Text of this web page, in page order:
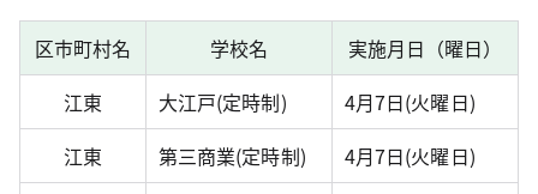
区市町村名 学校名
実施月日（曜日）
江東
大江戸(定時制)
4月7日(火曜日)
江東
第三商業(定時制)
4月7日(火曜日)